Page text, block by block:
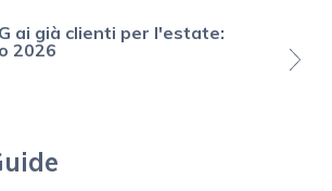
ai già clienti per l'estate:
2026